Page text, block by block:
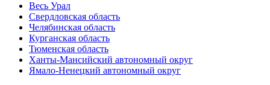
Весь Урал
Свердловская область
Челябинская область
Курганская область
Тюменская область
Ханты-Мансийский автономный округ
Ямало-Ненецкий автономный округ